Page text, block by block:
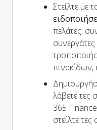
Στείλτε με
πελάτες,
συνεργάτες
πινακίδων,
λάβετέ
365
στείλτε